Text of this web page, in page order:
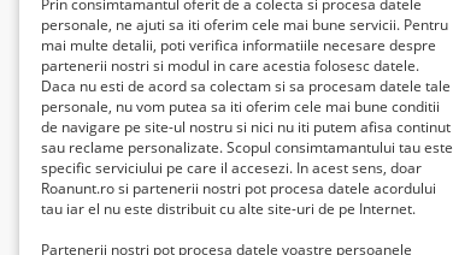
Prin consimtamantul oferit de a colecta si procesa datele
personale, ne ajuti sa iti oferim cele mai bune servicii. Pentru
mai multe detalii, poti verifica informatiile necesare despre
partenerii nostri si modul in care acestia folosesc datele.
Daca nu esti de acord sa colectam si sa procesam datele tale
personale, nu vom putea sa iti oferim cele mai bune conditii
de navigare pe site-ul nostru si nici nu iti putem afisa continut
sau reclame personalizate. Scopul consimtamantului tau este
specific serviciului pe care il accesezi. In acest sens, doar
Roanunt.ro si partenerii nostri pot procesa datele acordului
tau iar el nu este distribuit cu alte site-uri de pe Internet.
Partenerii nostri pot procesa datele voastre persoanele